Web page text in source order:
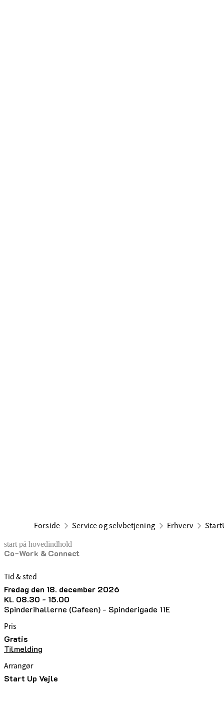
Forside Service og selvbetjening Erhverv
start på hovedindhold
Co-Work & Connect
senest opdateret 17. juni 2026
Tid & sted
fredag den 18. december 2026
kl. 08.30 - 15.00
Spinderihallerne (Cafeen) - Spinderigade 11E
Pris
Gratis
Tilmelding
Arrangør
Start Up Vejle